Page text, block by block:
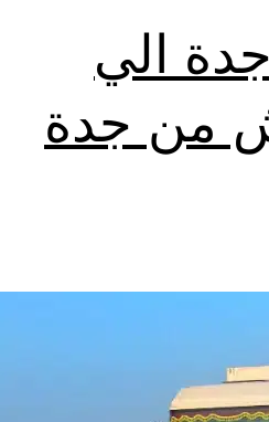
الي
من جدة